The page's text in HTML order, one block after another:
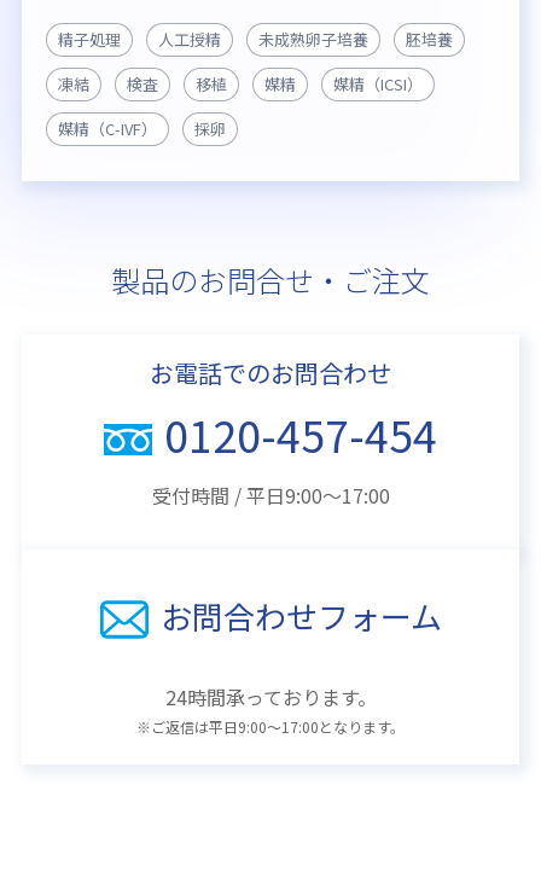
精子処理 人工授精 未成熟卵子培養
胚培養
凍結
検査 移植 媒精
媒精（ICSI）
媒精（C-IVF）
採卵
製品のお問合せ・ご注文
お電話でのお問合わせ
0120-457-454
受付時間 / 平日9:00～17:00
お問合わせフォーム
24時間承っております。
※ご返信は平日9:00～17:00となります。